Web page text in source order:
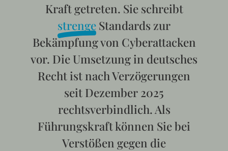
Kraft getreten. Sie schreibt
strenge Standards zur
Bekämpfung von Cyberattacken
vor. Die Umsetzung in deutsches
Recht ist nach Verzögerungen
seit Dezember 2025
rechtsverbindlich. Als
Führungskraft können Sie bei
Verstößen gegen die